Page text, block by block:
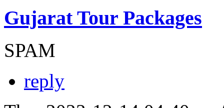
Gujarat Tour Packages
SPAM
reply